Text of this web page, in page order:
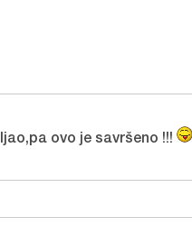
Ijao,pa ovo je savršeno !!!